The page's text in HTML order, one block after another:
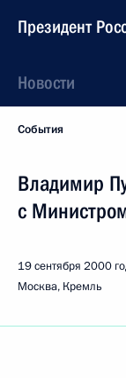
Президент
Новости
События
Владимир
с
19 сентября 2000
Москва, Кремль